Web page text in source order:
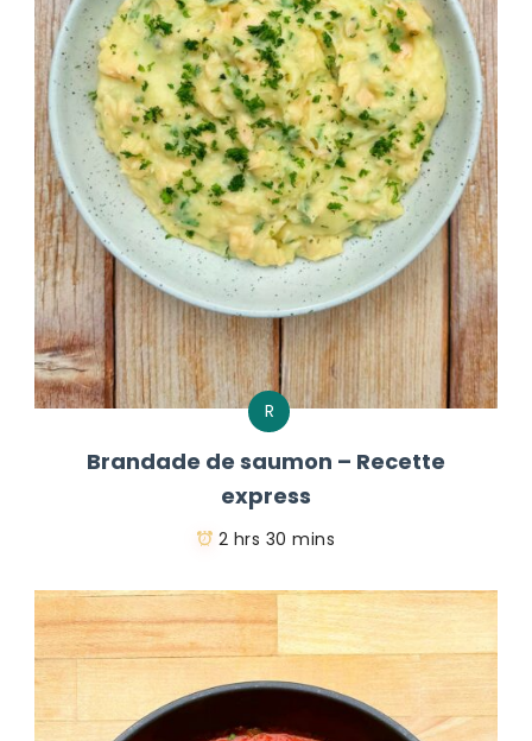
R
Brandade de saumon – Recette
express
2 hrs 30 mins